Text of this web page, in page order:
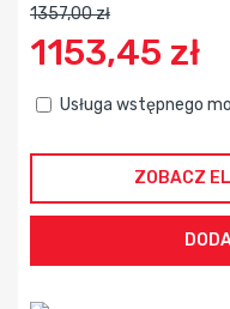
1357,00 zł
1153,45 zł
Usługa wstępnego
ZOBACZ